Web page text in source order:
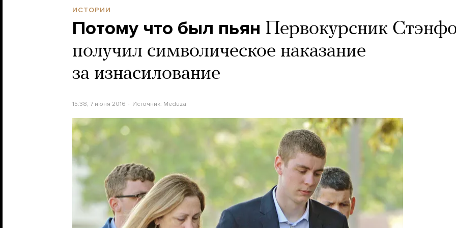
ИСТОРИИ
Потому что был пьян Первокурсник
получил символическое наказание
за изнасилование
15:38, 7 июня 2016 Источник: Meduza